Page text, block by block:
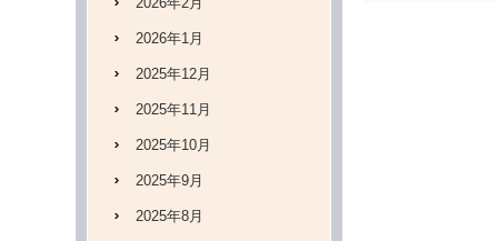
2026年1月
2025年12月
2025年11月
2025年10月
2025年9月
2025年8月